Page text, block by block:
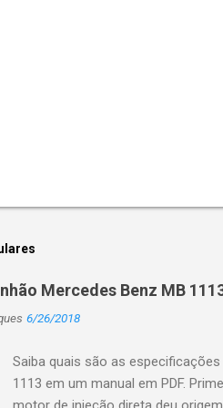
Mercedes Benz MB
6/26/2018
Saiba quais são as
1113 em um manual em PDF.